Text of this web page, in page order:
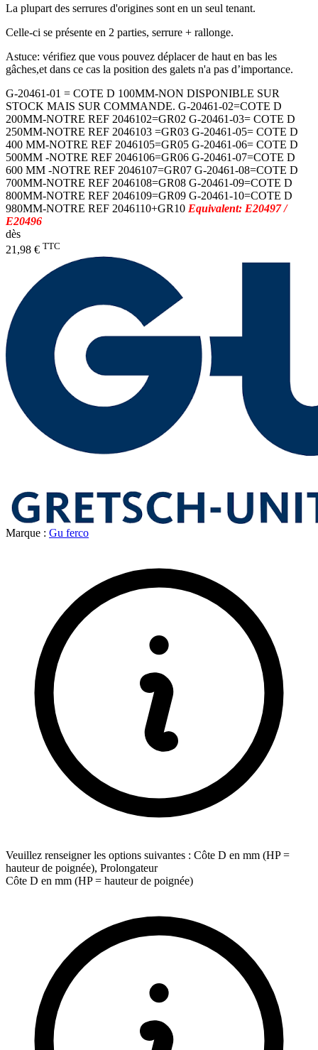
La plupart des serrures d'origines sont en un seul tenant.
Celle-ci se présente en 2 parties, serrure + rallonge.
Astuce: vérifiez que vous pouvez déplacer de haut en bas les
gâches,et dans ce cas la position des galets n'a pas d’importance.
G-20461-01 = COTE D 100MM-NON DISPONIBLE SUR
STOCK MAIS SUR COMMANDE. G-20461-02=COTE D
200MM-NOTRE REF 2046102=GR02 G-20461-03= COTE D
250MM-NOTRE REF 2046103 =GR03 G-20461-05= COTE D
400 MM-NOTRE REF 2046105=GR05 G-20461-06= COTE D
500MM -NOTRE REF 2046106=GR06 G-20461-07=COTE D
600 MM -NOTRE REF 2046107=GR07 G-20461-08=COTE D
700MM-NOTRE REF 2046108=GR08 G-20461-09=COTE D
800MM-NOTRE REF 2046109=GR09 G-20461-10=COTE D
980MM-NOTRE REF 2046110+GR10 Equivalent: E20497 /
E20496
dès
21,98 € TTC
Marque : Gu ferco
Veuillez renseigner les options suivantes : Côte D en mm (HP =
hauteur de poignée), Prolongateur
Côte D en mm (HP = hauteur de poignée)